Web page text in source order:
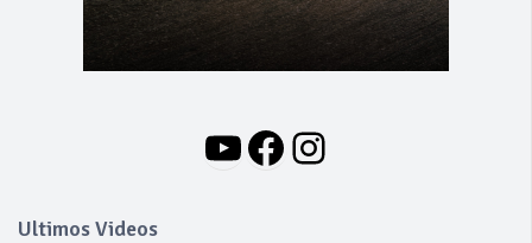
YouTube
Facebook
Instagram
Ultimos Videos